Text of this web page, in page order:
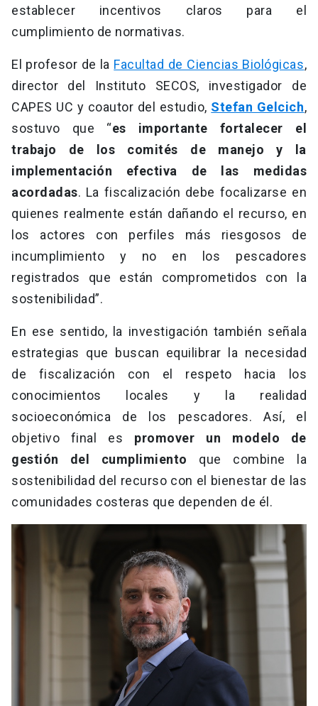
establecer incentivos claros para el
cumplimiento de normativas.
El profesor de la Facultad de Ciencias Biológicas,
director del Instituto SECOS, investigador de
CAPES UC y coautor del estudio, Stefan Gelcich,
sostuvo que “es importante fortalecer el
trabajo de los comités de manejo y la
implementación efectiva de las medidas
acordadas. La fiscalización debe focalizarse en
quienes realmente están dañando el recurso, en
los actores con perfiles más riesgosos de
incumplimiento y no en los pescadores
registrados que están comprometidos con la
sostenibilidad”.
En ese sentido, la investigación también señala
estrategias que buscan equilibrar la necesidad
de fiscalización con el respeto hacia los
conocimientos locales y la realidad
socioeconómica de los pescadores. Así, el
objetivo final es promover un modelo de
gestión del cumplimiento que combine la
sostenibilidad del recurso con el bienestar de las
comunidades costeras que dependen de él.